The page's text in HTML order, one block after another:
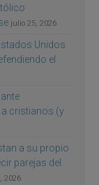
julio 25, 2026
Unidos
el
cristianos (y
a su propio
parejas del
2026